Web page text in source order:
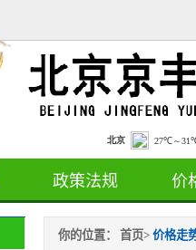
政策法规 价
你的位置： 首页> 价格走